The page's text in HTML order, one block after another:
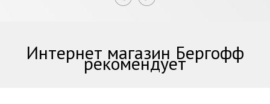
Интернет магазин Бергофф
рекомендует